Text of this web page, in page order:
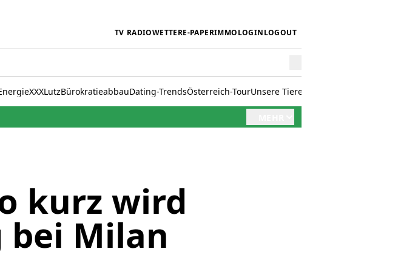
TV RADIOWETTERE-PAPERIMMOLOGINLOGOUT
XXXLutzBürokratieabbauDating-TrendsÖsterreich-TourUnsere Tiere
kurz wird
bei Milan